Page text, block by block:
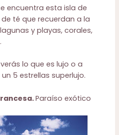
encuentra esta isla de
té que recuerdan a la
y playas, corales,
lo que es lujo o a
un 5 estrellas superlujo.
Paraíso exótico